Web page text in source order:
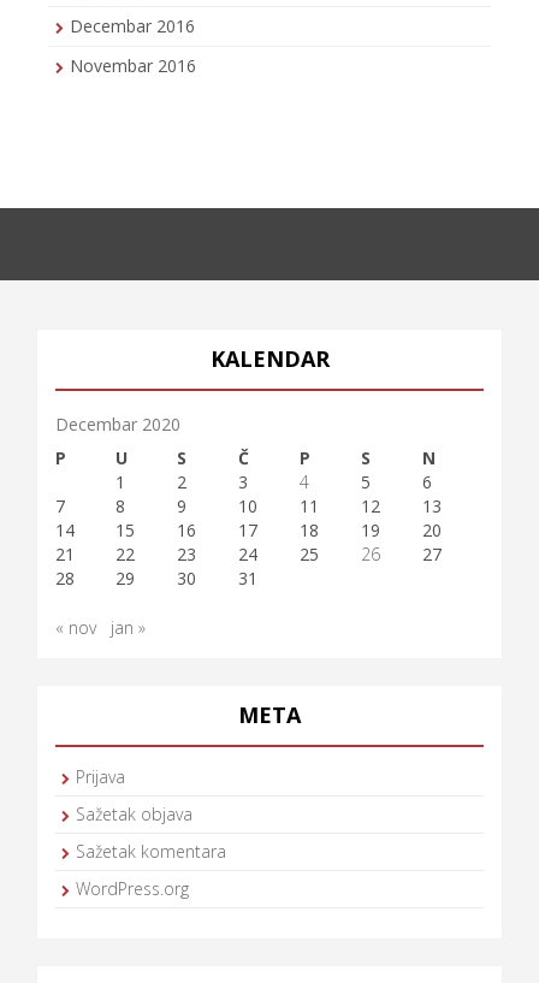
Decembar 2016
Novembar 2016
KALENDAR
Decembar 2020
P
U S Č P S
N
1
2 3 4 5
6
7
8 9 10 11 12
13
14
15 16 17 18 19
20
21
22 23 24 25 26
27
28
29 30 31
« nov jan »
META
Prijava
Sažetak objava
Sažetak komentara
WordPress.org